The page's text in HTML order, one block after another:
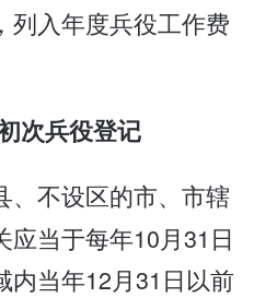
列入年度兵役工作费
次兵役登记
、不设区的市、市辖
应当于每年10月31日
内当年12月31日以前